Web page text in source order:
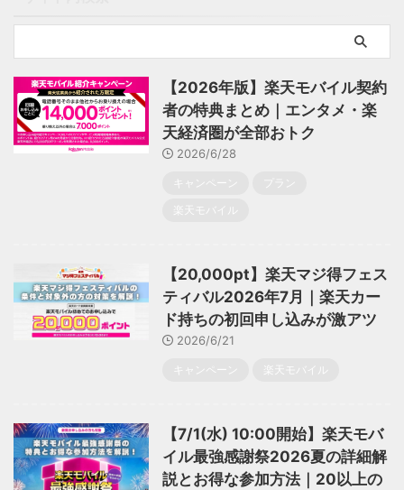
【2026年版】楽天モバイル契約
者の特典まとめ｜エンタメ・楽
天経済圏が全部おトク
2026/6/28
キャンペーン
プラン
楽天モバイル
【20,000pt】楽天マジ得フェス
ティバル2026年7月｜楽天カー
ド持ちの初回申し込みが激アツ
2026/6/21
キャンペーン 楽天モバイル
【7/1(水) 10:00開始】楽天モバ
イル最強感謝祭2026夏の詳細解
説とお得な参加方法｜20以上の